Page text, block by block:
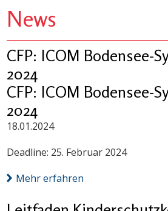
News
CFP: ICOM Bodensee-
2024
CFP: ICOM Bodensee-
2024
18.01.2024
Deadline: 25. Februar 2024
Mehr erfahren